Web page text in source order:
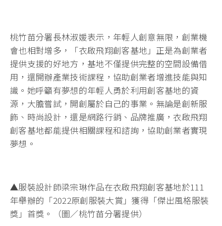
桃竹苗分署長林淑媛表示，年輕人創意無限，創業機
會也相對增多，「衣啟飛翔創客基地」正是為創業者
提供支援的好地方，基地不僅提供完整的空間設備借
用，還開辦產業技術課程，協助創業者增進技能與知
識。她呼籲有夢想的年輕人勇於利用創客基地的資
源，大膽嘗試，開創屬於自己的事業。無論是創新服
飾、時尚設計，還是網路行銷、品牌推廣，衣啟飛翔
創客基地都能提供相關課程和諮詢，協助創業者實現
夢想。
▲服裝設計師梁宗琳作品在衣啟飛翔創客基地於111
年舉辦的「2022原創服裝大賞」獲得「傑出風格服裝
獎」首獎。（圖／桃竹苗分署提供）